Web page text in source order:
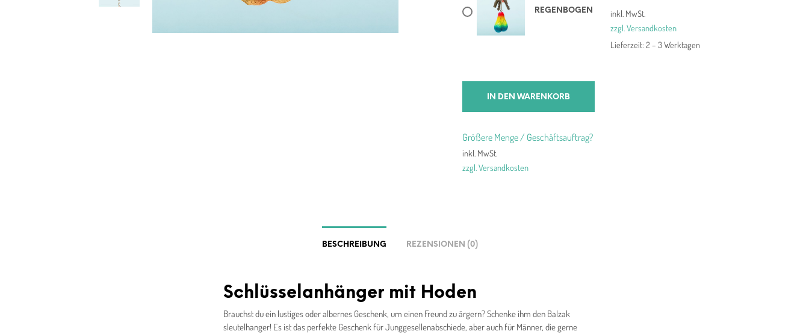
REGENBOGEN
6,99 €
inkl. MwSt.
zzgl. Versandkosten
Lieferzeit:2 – 3 Werktagen
IN DEN WARENKORB
Größere Menge / Geschäftsauftrag?
inkl. MwSt.
zzgl. Versandkosten
BESCHREIBUNG REZENSIONEN (0)
Schlüsselanhänger mit Hoden
Brauchst du ein lustiges oder albernes Geschenk, um einen Freund zu ärgern? Schenke ihm den Balzak
sleutelhanger! Es ist das perfekte Geschenk für Junggesellenabschiede, aber auch für Männer, die gerne